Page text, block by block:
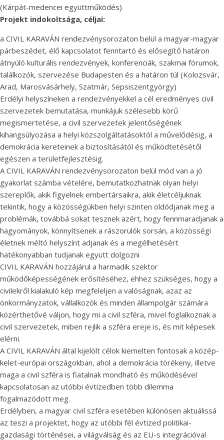
(Kárpát-medencei együttműködés)
Projekt indokoltsága, céljai:
a CIVIL KARAVÁN rendezvénysorozaton belül a magyar-magyar
párbeszédet, élő kapcsolatot fenntartó és elősegítő határon
átnyúló kulturális rendezvények, konferenciák, szakmai fórumok,
találkozók, szervezése Budapesten és a határon túl (Kolozsvár,
Arad, Marosvásárhely, Szatmár, Sepsiszentgyörgy)
Erdélyi helyszíneken a rendezvényekkel a cél eredményes civil
szervezetek bemutatása, munkájuk szélesebb körű
megismertetése, a civil szervezetek jelentőségének
kihangsúlyozása a helyi közszolgáltatásoktól a művelődésig, a
demokrácia kereteinek a biztosításától és működtetésétől
egészen a területfejlesztésig.
A CIVIL KARAVÁN rendezvénysorozaton belül mód van a jó
gyakorlat számba vételére, bemutatkozhatnak olyan helyi
szereplők, akik figyelnek embertársaikra, akik életcéljuknak
tekintik, hogy a közösségükben helyi szinten oldódjanak meg a
problémák, továbbá sokat tesznek azért, hogy fennmaradjanak a
hagyományok, könnyítsenek a rászorulók sorsán, a közösségi
életnek méltó helyszínt adjanak és a megélhetésért
hatékonyabban tudjanak együtt dolgozni
CIVIL KARAVÁN hozzájárul a harmadik szektor
működőképességének erősítéséhez, ehhez szükséges, hogy a
civilekről kialakuló kép megfeleljen a valóságnak, azaz az
önkormányzatok, vállalkozók és minden állampolgár számára
közérthetővé váljon, hogy mi a civil szféra, mivel foglalkoznak a
civil szervezetek, miben rejlik a szféra ereje is, és mit képesek
elérni.
A CIVIL KARAVÁN által kijelölt célok kiemelten fontosak a közép-
kelet-európai országokban, ahol a demokrácia törékeny, illetve
maga a civil szféra is fiatalnak mondható és működésével
kapcsolatosan az utóbbi évtizedben több dilemma
fogalmazódott meg.
Erdélyben, a magyar civil szféra esetében különösen aktuálissá
az teszi a projektet, hogy az utóbbi fél évtized politikai-
gazdasági történései, a világválság és az EU-s integrációval